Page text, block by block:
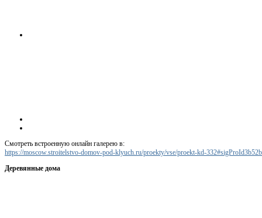
Смотреть встроенную онлайн галерею в:
https://moscow.stroitelstvo-domov-pod-klyuch.ru/proekty/vse/proekt-kd-
Деревянные дома